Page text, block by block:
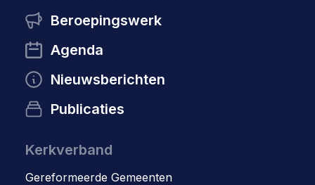
Beroepingswerk
Agenda
Nieuwsberichten
Publicaties
Kerkverband
Gereformeerde Gemeenten